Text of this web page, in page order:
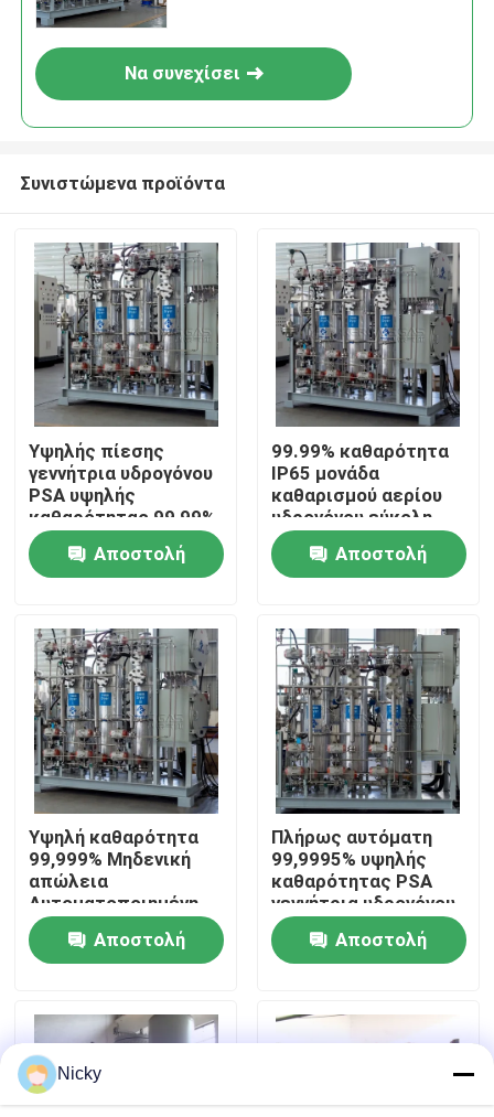
Σπίτι
Προϊόντα
Επισκεψή εργοστασίου
Έλεγχος ποιότητας
Επικοινωνήστε μαζί μας
Ειδήσεις
Ζητήστε μια προσφορά
Παραγωγοί αζώτου PSA
Γεννήτρια αζώτου υψηλής αγνότητας
Να συνεχίσει
Συνιστώμενα προϊόντα
Υψηλής πίεσης
γεννήτρια υδρογόνου
PSA υψηλής
καθαρότητας 99,99%
Αποστολή
99.99% καθαρότητα
IP65 μονάδα
καθαρισμού αερίου
υδρογόνου εύκολη
εγκατάσταση
Αποστολή
Υψηλή καθαρότητα
99,999% Μηδενική
απώλεια
Αυτοματοποιημένη
μονάδα καθαρισμού
αερίου υδρογόνου
Αποστολή
Πλήρως αυτόματη
99,9995% υψηλής
καθαρότητας PSA
γεννήτρια υδρογόνου
Αποστολή
Nicky